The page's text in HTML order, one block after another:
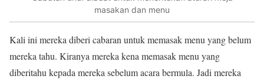
masakan dan menu
Kali ini mereka diberi cabaran untuk memasak menu yang belum
mereka tahu. Kiranya mereka kena memasak menu yang
diberitahu kepada mereka sebelum acara bermula. Jadi mereka